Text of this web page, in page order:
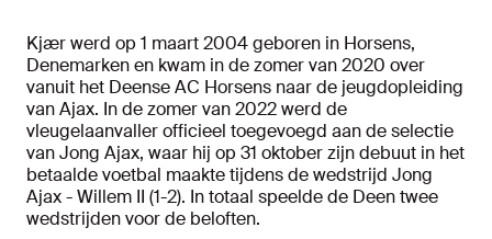
Kjær werd op 1 maart 2004 geboren in Horsens,
Denemarken en kwam in de zomer van 2020 over
vanuit het Deense AC Horsens naar de jeugdopleiding
van Ajax. In de zomer van 2022 werd de
vleugelaanvaller officieel toegevoegd aan de selectie
van Jong Ajax, waar hij op 31 oktober zijn debuut in het
betaalde voetbal maakte tijdens de wedstrijd Jong
Ajax - Willem II (1-2). In totaal speelde de Deen twee
wedstrijden voor de beloften.